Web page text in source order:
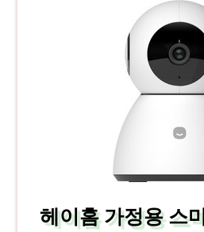
헤이홈 가정용 스